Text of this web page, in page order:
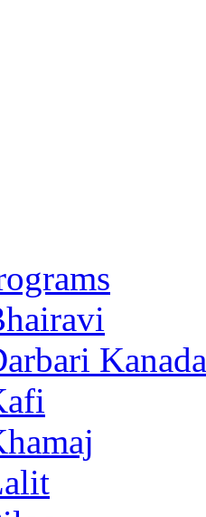
Kanada